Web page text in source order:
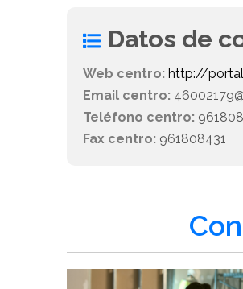
Datos de
Web centro: http://
Email centro:
Teléfono centro:
Fax centro: 961808431